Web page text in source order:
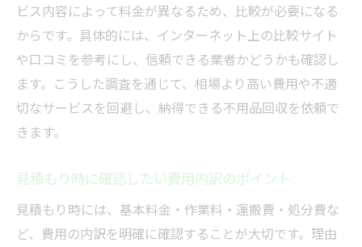
ビス内容によって料金が異なるため、比較が必要になる
からです。具体的には、インターネット上の比較サイト
や口コミを参考にし、信頼できる業者かどうかも確認し
ます。こうした調査を通じて、相場より高い費用や不適
切なサービスを回避し、納得できる不用品回収を依頼で
きます。
見積もり時に確認したい費用内訳のポイント
見積もり時には、基本料金・作業料・運搬費・処分費な
ど、費用の内訳を明確に確認することが大切です。理由